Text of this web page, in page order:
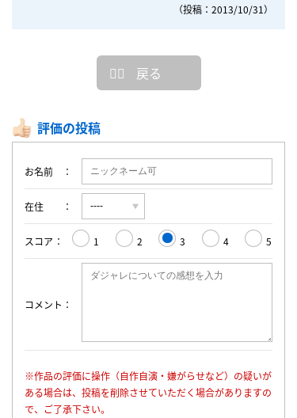
（投稿：2013/10/31）
戻る
評価の投稿
お名前
在住
スコア 1 2 3 4 5
コメント
※作品の評価に操作（自作自演・嫌がらせなど）の疑いが
ある場合は、投稿を削除させていただく場合がありますの
で、ご了承下さい。